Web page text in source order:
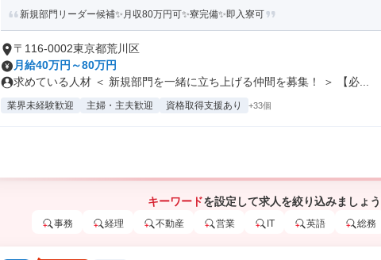
新規部門リーダー候補✨月収80万円可✨寮完備✨即入寮可
〒116-0002東京都荒川区
月給40万円～80万円
求めている人材 ＜ 新規部門を一緒に立ち上げる仲間を募集！ ＞ 【必...
業界未経験歓迎 主婦・主夫歓迎 資格取得支援あり +33個
キーワードを設定して求人を絞り込みましょう
事務 経理 不動産 営業 IT 英語 総務